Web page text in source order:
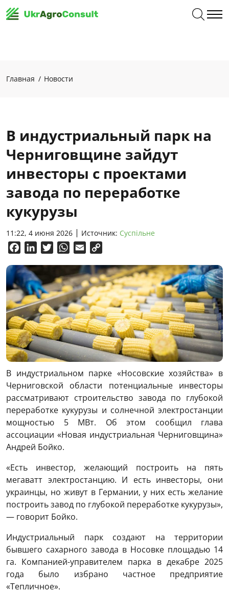
Главная Новости
В индустриальный парк на
Черниговщине зайдут
инвесторы с проектами
завода по переработке
кукурузы
11:22, 4 июня 2026 Источник: Суспільне
FacebookLinkedInTwitterWhatsApp
Email
В индустриальном парке «Носовские хозяйства» в
Черниговской области потенциальные инвесторы
рассматривают строительство завода по глубокой
переработке кукурузы и солнечной электростанции
мощностью 5 МВт. Об этом сообщил глава
ассоциации «Новая индустриальная Черниговщина»
Андрей Бойко.
«Есть инвестор, желающий построить на пять
мегаватт электростанцию. И есть инвесторы, они
украинцы, но живут в Германии, у них есть желание
построить завод по глубокой переработке кукурузы»,
— говорит Бойко.
Индустриальный парк создают на территории
бывшего сахарного завода в Носовке площадью 14
га. Компанией-управителем парка в декабре 2025
года было избрано частное предприятие
«Тепличное».